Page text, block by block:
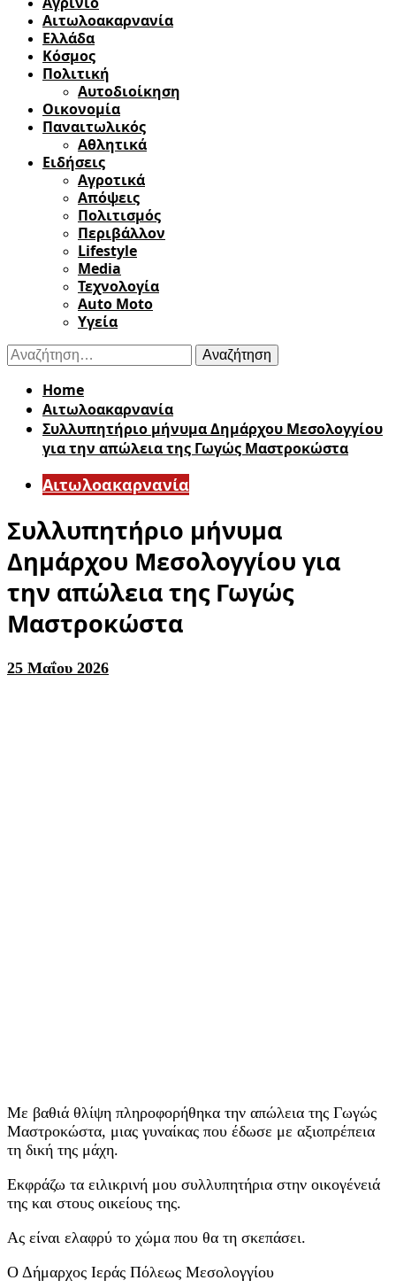
Αιτωλοακαρνανία
Ελλάδα
Κόσμος
Πολιτική
Αυτοδιοίκηση
Οικονομία
Παναιτωλικός
Αθλητικά
Ειδήσεις
Αγροτικά
Απόψεις
Πολιτισμός
Περιβάλλον
Lifestyle
Media
Τεχνολογία
Auto Moto
Υγεία
Αναζήτηση
για:
Home
Αιτωλοακαρνανία
Συλλυπητήριο μήνυμα Δημάρχου Μεσολογγίου
για την απώλεια της Γωγώς Μαστροκώστα
Αιτωλοακαρνανία
Συλλυπητήριο μήνυμα
Δημάρχου Μεσολογγίου για
την απώλεια της Γωγώς
Μαστροκώστα
25 Μαΐου 2026
Με βαθιά θλίψη πληροφορήθηκα την απώλεια της Γωγώς
Μαστροκώστα, μιας γυναίκας που έδωσε με αξιοπρέπεια
τη δική της μάχη.
Εκφράζω τα ειλικρινή μου συλλυπητήρια στην οικογένειά
της και στους οικείους της.
Ας είναι ελαφρύ το χώμα που θα τη σκεπάσει.
Ο Δήμαρχος Ιεράς Πόλεως Μεσολογγίου